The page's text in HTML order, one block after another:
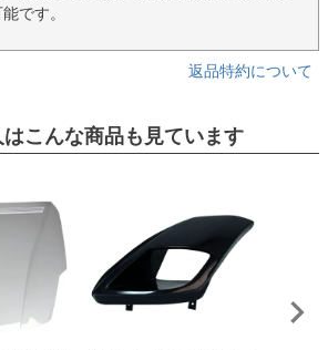
です。
返品特約について
こんな商品も見ています